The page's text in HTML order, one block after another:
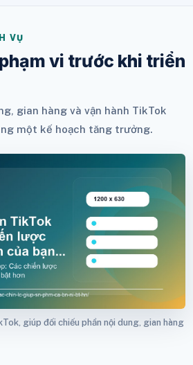
VỤ
vi trước khi triển
gian hàng và vận hành TikTok
một kế hoạch tăng trưởng.
giúp đối chiếu phần nội dung, gian hàng